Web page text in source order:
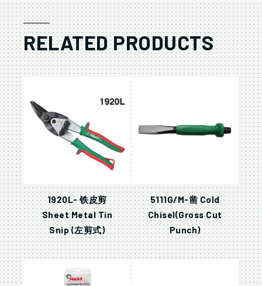
RELATED PRODUCTS
1920L- 铁皮剪
Sheet Metal Tin
Snip (左剪式)
5111G/M-凿 Cold
Chisel(Gross Cut
Punch)